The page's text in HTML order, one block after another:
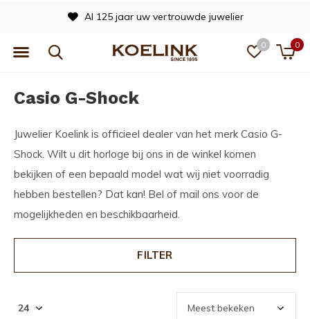
0 0
Officieel dealer van vele merken
Casio G-Shock
Juwelier Koelink is officieel dealer van het merk Casio G-
Shock. Wilt u dit horloge bij ons in de winkel komen
bekijken of een bepaald model wat wij niet voorradig
hebben bestellen? Dat kan! Bel of mail ons voor de
mogelijkheden en beschikbaarheid.
FILTER